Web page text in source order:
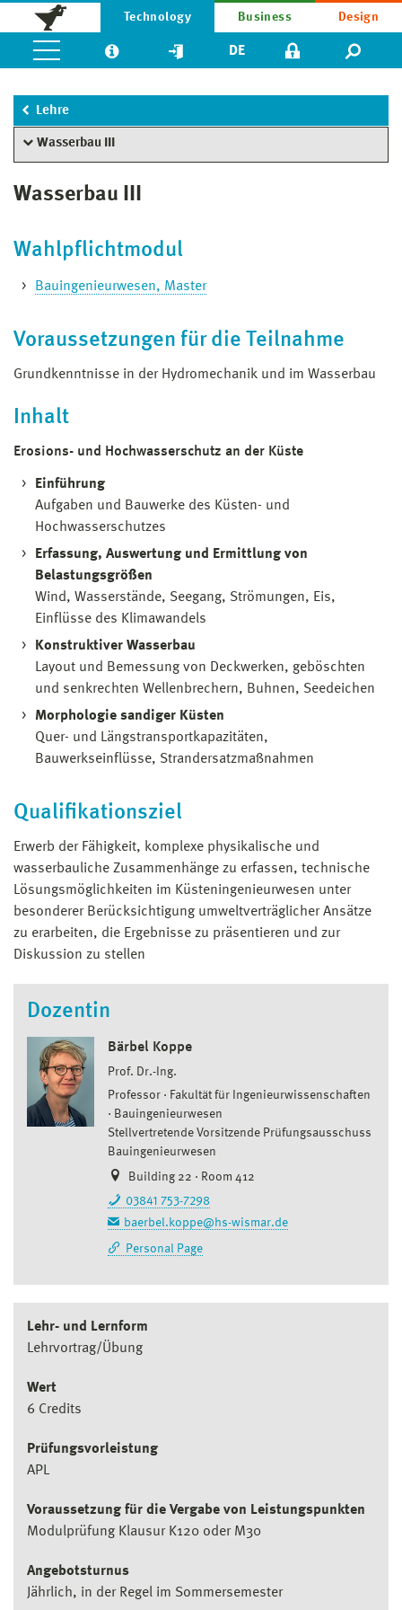
Technology Business Design
DE
Lehre
Wasserbau III
Wasserbau III
Wahlpflichtmodul
Bauingenieurwesen, Master
Voraussetzungen für die Teilnahme
Grundkenntnisse in der Hydromechanik und im Wasserbau
Inhalt
Erosions- und Hochwasserschutz an der Küste
Einführung
Aufgaben und Bauwerke des Küsten- und
Hochwasserschutzes
Erfassung, Auswertung und Ermittlung von
Belastungsgrößen
Wind, Wasserstände, Seegang, Strömungen, Eis,
Einflüsse des Klimawandels
Konstruktiver Wasserbau
Layout und Bemessung von Deckwerken, geböschten
und senkrechten Wellenbrechern, Buhnen, Seedeichen
Morphologie sandiger Küsten
Quer- und Längstransportkapazitäten,
Bauwerkseinflüsse, Strandersatzmaßnahmen
Qualifikationsziel
Erwerb der Fähigkeit, komplexe physikalische und
wasserbauliche Zusammenhänge zu erfassen, technische
Lösungsmöglichkeiten im Küsteningenieurwesen unter
besonderer Berücksichtigung umweltverträglicher Ansätze
zu erarbeiten, die Ergebnisse zu präsentieren und zur
Diskussion zu stellen
Dozentin
Bärbel Koppe
Prof. Dr.-Ing.
Professor
Fakultät für Ingenieurwissenschaften
Bauingenieurwesen
Stellvertretende Vorsitzende Prüfungsausschuss
Bauingenieurwesen
Building 22 · Room 412
03841 753-7298
baerbel.koppe@hs-wismar.de
Personal Page
Lehr- und Lernform
Lehrvortrag/Übung
Wert
6 Credits
Prüfungsvorleistung
APL
Voraussetzung für die Vergabe von Leistungspunkten
Modulprüfung Klausur K120 oder M30
Angebotsturnus
Jährlich, in der Regel im Sommersemester